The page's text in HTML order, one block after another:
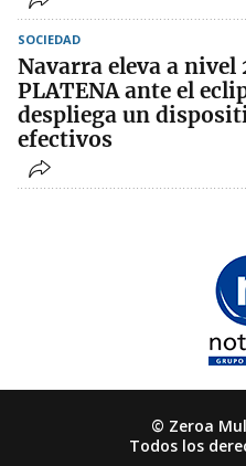
SOCIEDAD
Navarra eleva a nivel
PLATENA ante el
despliega un
efectivos
© Zeroa
Todos los